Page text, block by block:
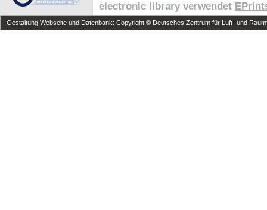
electronic library verwendet
Gestaltung Webseite und Datenbank: Copyright © Deutsches Zentrum für Luft- und